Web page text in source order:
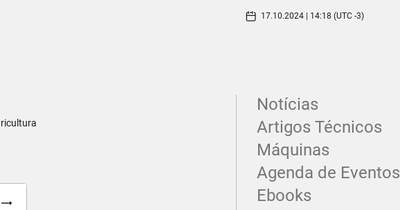
17.10.2024 | 14:18 (UTC -3)
Notícias
Artigos Técnicos
Máquinas
Agenda de Eventos
Ebooks